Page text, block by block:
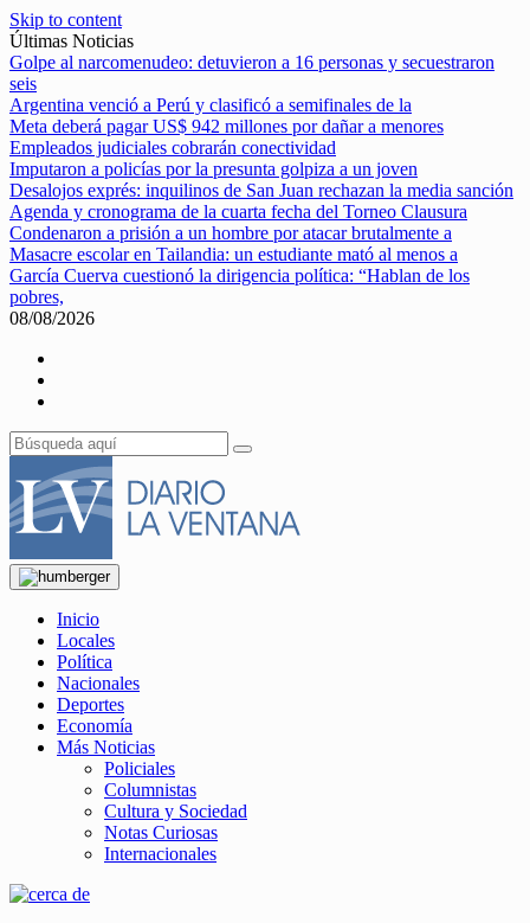
Skip to content
Últimas Noticias
Golpe al narcomenudeo: detuvieron a 16 personas y secuestraron
seis
Argentina venció a Perú y clasificó a semifinales de la
Meta deberá pagar US$ 942 millones por dañar a menores
Empleados judiciales cobrarán conectividad
Imputaron a policías por la presunta golpiza a un joven
Desalojos exprés: inquilinos de San Juan rechazan la media sanción
Agenda y cronograma de la cuarta fecha del Torneo Clausura
Condenaron a prisión a un hombre por atacar brutalmente a
Masacre escolar en Tailandia: un estudiante mató al menos a
García Cuerva cuestionó la dirigencia política: “Hablan de los
pobres,
08/08/2026
Inicio
Locales
Política
Nacionales
Deportes
Economía
Más Noticias
Policiales
Columnistas
Cultura y Sociedad
Notas Curiosas
Internacionales